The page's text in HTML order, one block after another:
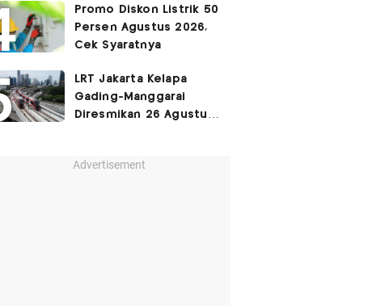
Promo Diskon Listrik 50
Persen Agustus 2026,
Cek Syaratnya
LRT Jakarta Kelapa
Gading-Manggarai
Diresmikan 26 Agustus
Advertisement